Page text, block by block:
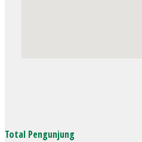
Total Pengunjung